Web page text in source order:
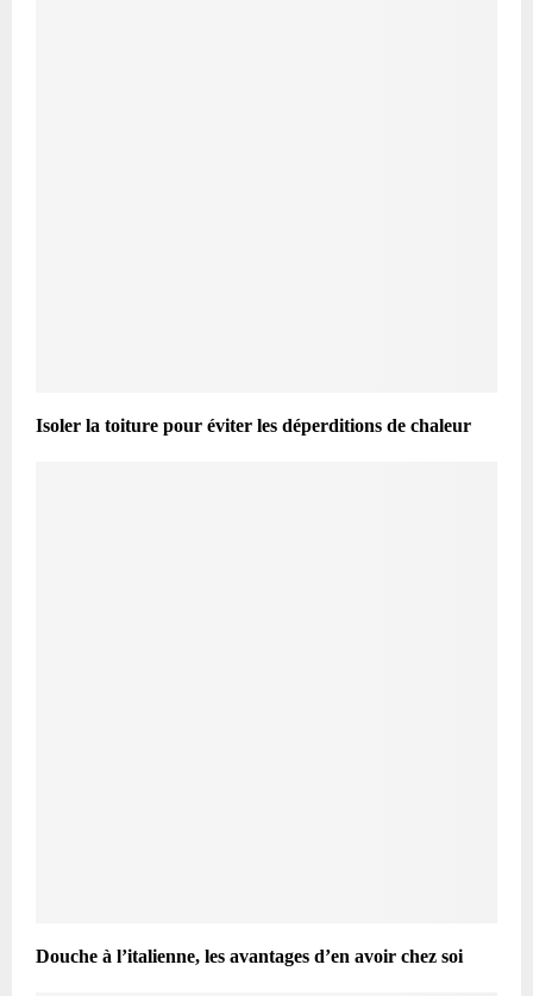
Isoler la toiture pour éviter les déperditions de chaleur
Douche à l’italienne, les avantages d’en avoir chez soi